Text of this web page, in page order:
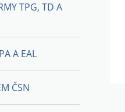
TPG, TD A
A EAL
ČSN